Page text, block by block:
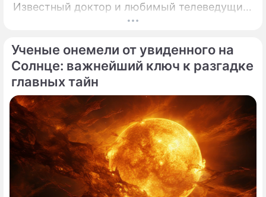
Известный доктор и любимый телеведущий
миллионов Александр Мясников обратил
мировой медицине, который буквально
перечеркнул все наши прошлые
представления о здоровье.
Ученые онемели от увиденного на
Солнце: важнейший ключ к разгадке
главных тайн